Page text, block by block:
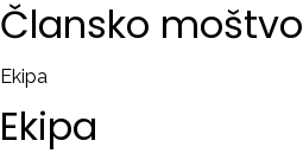
Člansko moštvo
Ekipa
Ekipa
Remember